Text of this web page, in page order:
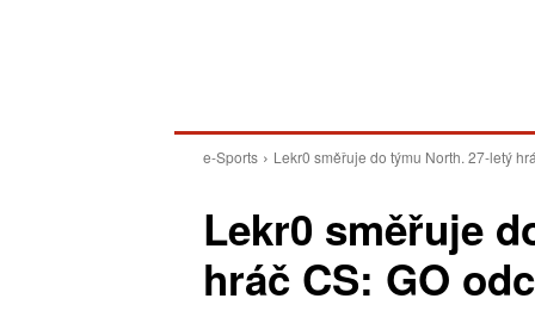
e-Sports Lekr0 směřuje do týmu North. 27-letý
Lekr0 směřuje
hráč CS: GO